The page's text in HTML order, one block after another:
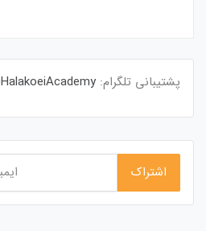
پشتیبانی تلگرام: HalakoeiAcademy@